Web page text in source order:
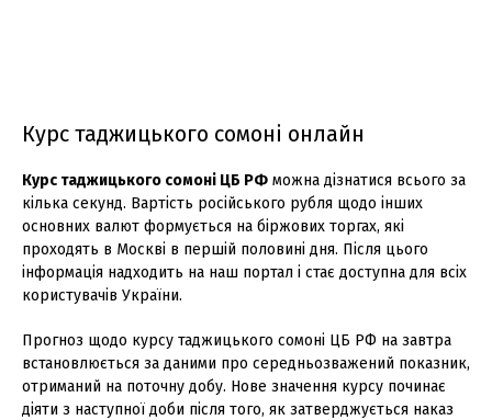
Курс таджицького сомоні онлайн
Курс таджицького сомоні ЦБ РФ можна дізнатися всього за
кілька секунд. Вартість російського рубля щодо інших
основних валют формується на біржових торгах, які
проходять в Москві в першій половині дня. Після цього
інформація надходить на наш портал і стає доступна для всіх
користувачів України.
Прогноз щодо курсу таджицького сомоні ЦБ РФ на завтра
встановлюється за даними про середньозважений показник,
отриманий на поточну добу. Нове значення курсу починає
діяти з наступної доби після того, як затверджується наказ